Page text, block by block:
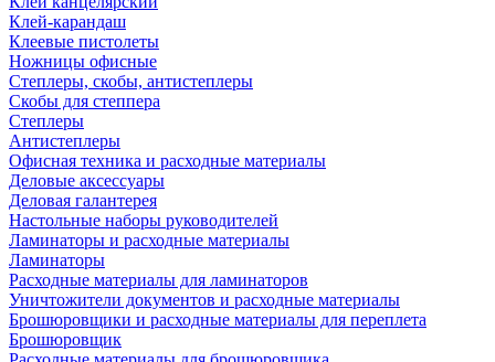
Клей-карандаш
Клеевые пистолеты
Ножницы офисные
Степлеры, скобы, антистеплеры
Скобы для степпера
Степлеры
Антистеплеры
Офисная техника и расходные материалы
Деловые аксессуары
Деловая галантерея
Настольные наборы руководителей
Ламинаторы и расходные материалы
Ламинаторы
Расходные материалы для ламинаторов
Уничтожители документов и расходные материалы
Брошюровщики и расходные материалы для переплета
Брошюровщик